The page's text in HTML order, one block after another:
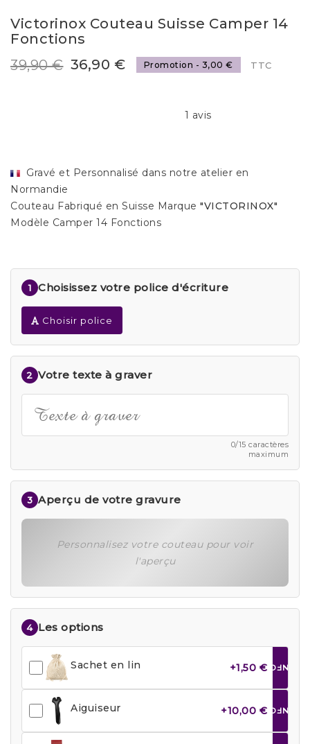
Victorinox Couteau Suisse Camper 14
Fonctions
39,90 € 36,90 € Promotion - 3,00 € TTC
1 avis
Gravé et Personnalisé dans notre atelier en
Normandie
Couteau Fabriqué en Suisse Marque "VICTORINOX"
Modèle Camper 14 Fonctions
1 Choisissez votre police d'écriture
Choisir police
2 Votre texte à graver
0/15 caractères
maximum
3 Aperçu de votre gravure
Personnalisez votre couteau pour voir
l'aperçu
4 Les options
Sachet en lin +1,50 € INFO
Aiguiseur +10,00 € INFO